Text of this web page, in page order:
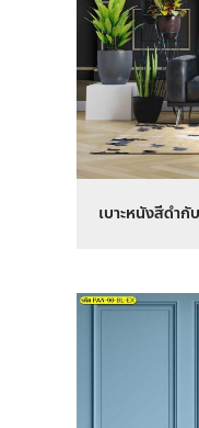
เบาะหนังสีดำกั